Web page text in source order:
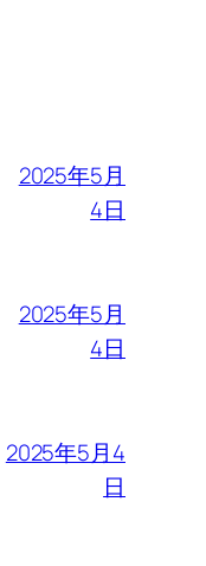
2025年5月
4日
2025年5月
4日
2025年5月4
日